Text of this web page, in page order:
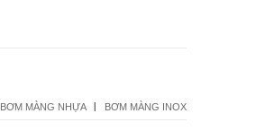
BƠM MÀNG NHỰA BƠM MÀNG INOX